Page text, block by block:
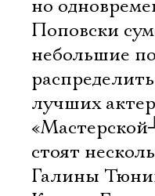
но
Поповски
небольшие
лучших
«Мастерской┘
стоят
Галины